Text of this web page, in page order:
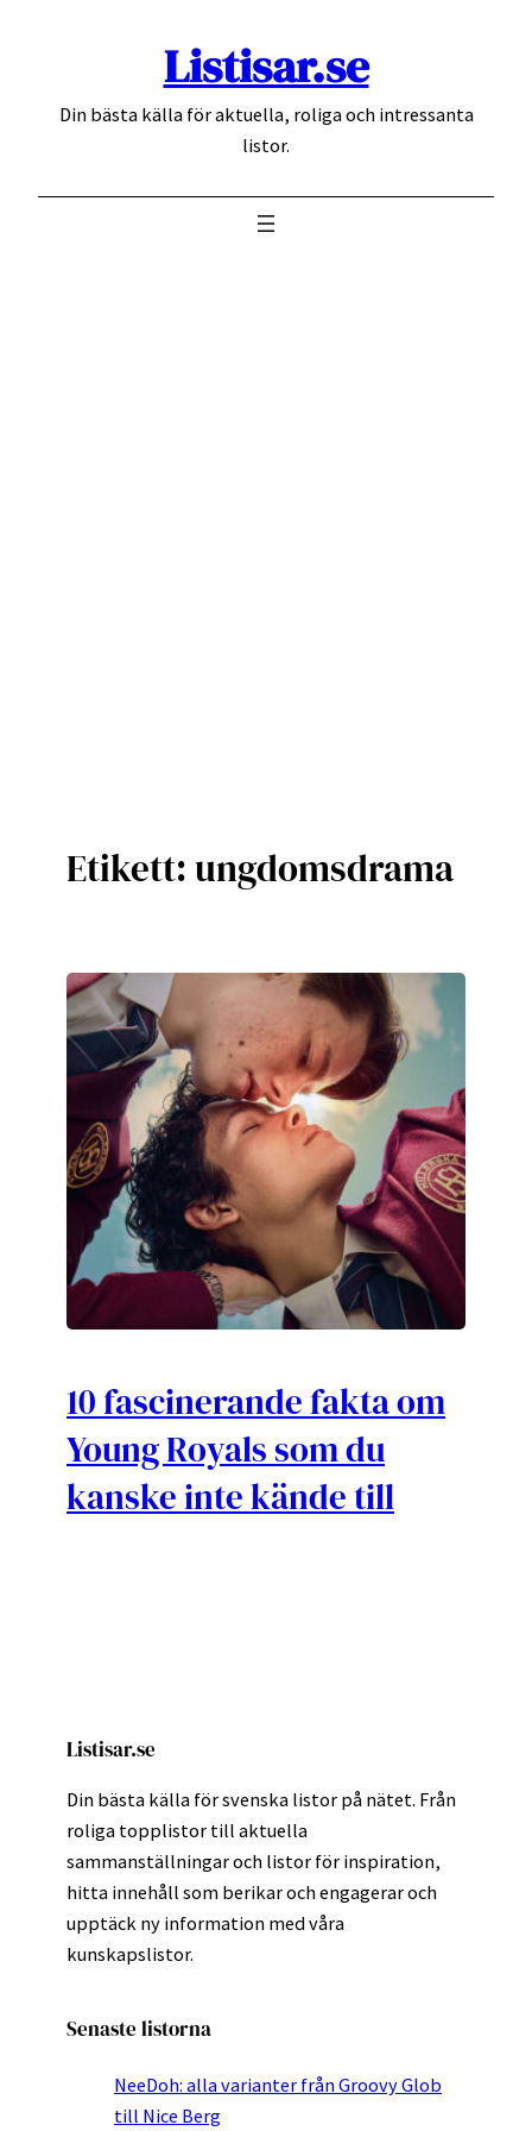
Listisar.se
Din bästa källa för aktuella, roliga och intressanta
listor.
Etikett:ungdomsdrama
10 fascinerande fakta om
Young Royals som du
kanske inte kände till
Listisar.se
Din bästa källa för svenska listor på nätet. Från
roliga topplistor till aktuella
sammanställningar och listor för inspiration,
hitta innehåll som berikar och engagerar och
upptäck ny information med våra
kunskapslistor.
Senaste listorna
NeeDoh: alla varianter från Groovy Glob
till Nice Berg